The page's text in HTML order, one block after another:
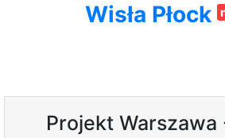
Wisła Płock
Projekt Warszawa